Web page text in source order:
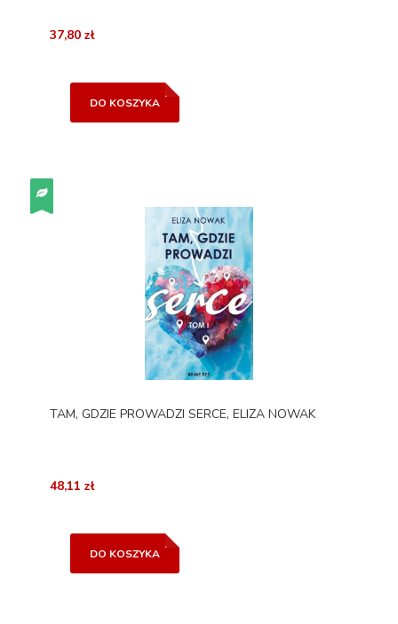
37,80 zł
DO KOSZYKA
TAM, GDZIE PROWADZI SERCE, ELIZA NOWAK
48,11 zł
DO KOSZYKA